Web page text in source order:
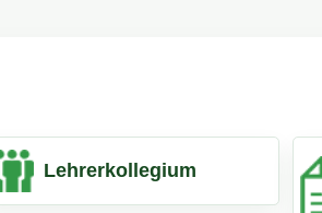
Lehrerkollegium